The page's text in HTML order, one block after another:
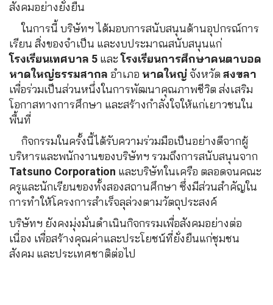
สังคมอย่างยั่งยืน
ในการนี้ บริษัทฯ ได้มอบการสนับสนุนด้านอุปกรณ์การ
เรียน สิ่งของจำเป็น และงบประมาณสนับสนุนแก่
โรงเรียนเทศบาล 5 และโรงเรียนการศึกษาคนตาบอด
หาดใหญ่ธรรมสากล อำเภอ หาดใหญ่ จังหวัด สงขลา
เพื่อร่วมเป็นส่วนหนึ่งในการพัฒนาคุณภาพชีวิต ส่งเสริม
โอกาสทางการศึกษา และสร้างกำลังใจให้แก่เยาวชนใน
พื้นที่
กิจกรรมในครั้งนี้ได้รับความร่วมมือเป็นอย่างดีจากผู้
บริหารและพนักงานของบริษัทฯ รวมถึงการสนับสนุนจาก
Tatsuno Corporation และบริษัทในเครือ ตลอดจนคณะ
ครูและนักเรียนของทั้งสองสถานศึกษา ซึ่งมีส่วนสำคัญใน
การทำให้โครงการสำเร็จลุล่วงตามวัตถุประสงค์
บริษัทฯ ยังคงมุ่งมั่นดำเนินกิจกรรมเพื่อสังคมอย่างต่อ
เนื่อง เพื่อสร้างคุณค่าและประโยชน์ที่ยั่งยืนแก่ชุมชน
สังคม และประเทศชาติต่อไป